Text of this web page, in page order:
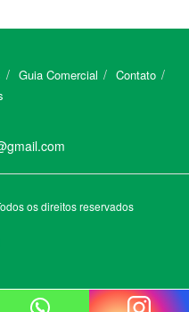
Guia Comercial
Contato
os direitos reservados